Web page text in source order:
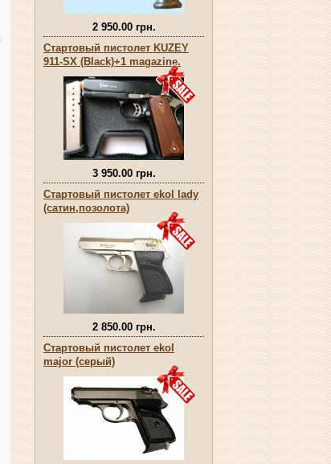
2 950.00 грн.
Стартовый пистолет KUZEY
911-SX (Black)+1 magazine.
3 950.00 грн.
Стартовый пистолет ekol lady
(сатин,позолота)
2 850.00 грн.
Стартовый пистолет ekol
major (серый)